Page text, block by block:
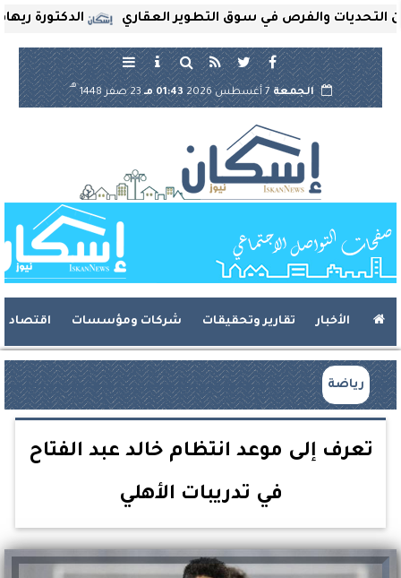
الدكتورة ريهام ثروت والفرص في سوق التطوير العقاري
الجمعة 01:43 مـ 23 صفر 1448
هـ
الأخبار تقارير وتحقيقات شركات ومؤسسات اقتصاد
رياضة
تعرف إلى موعد انتظام خالد عبد الفتاح
في تدريبات الأهلي